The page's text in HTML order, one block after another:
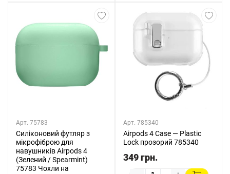
Арт. 75783
Силіконовий футляр з
мікрофіброю для
навушників Airpods 4
(Зелений / Spearmint)
75783 Чохли на
Арт. 785340
Airpods 4 Case — Plastic
Lock прозорий 785340
349 грн.